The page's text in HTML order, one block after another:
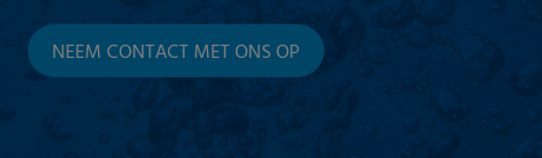
NEEM CONTACT MET ONS OP